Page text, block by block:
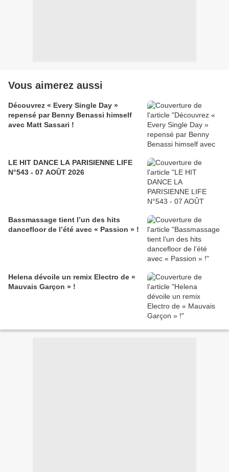
Vous aimerez aussi
Découvrez « Every Single Day »
repensé par Benny Benassi himself
avec Matt Sassari !
LE HIT DANCE LA PARISIENNE LIFE
N°543 - 07 AOÛT 2026
Bassmassage tient l’un des hits
dancefloor de l’été avec « Passion » !
Helena dévoile un remix Electro de «
Mauvais Garçon » !